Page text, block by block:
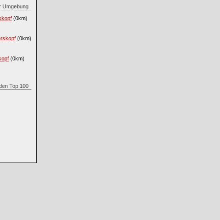
Umgebung
(0km)
(0km)
(0km)
Top 100